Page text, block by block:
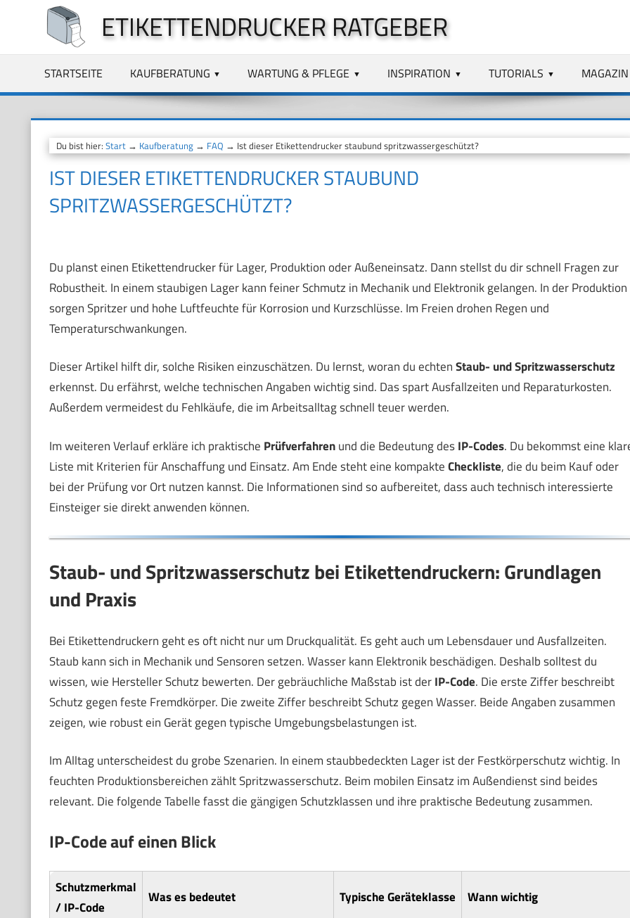
springen
ETIKETTENDRUCKER RATGEBER
STARTSEITE KAUFBERATUNG WARTUNG & PFLEGE INSPIRATION TUTORIALS MAGAZIN
Du bist hier: Start→ Kaufberatung→ FAQ → Ist dieser Etikettendrucker staubund spritzwassergeschützt?
IST DIESER ETIKETTENDRUCKER STAUBUND
SPRITZWASSERGESCHÜTZT?
Du planst einen Etikettendrucker für Lager, Produktion oder Außeneinsatz. Dann stellst du dir schnell Fragen zur
Robustheit. In einem staubigen Lager kann feiner Schmutz in Mechanik und Elektronik gelangen. In der Produktion
sorgen Spritzer und hohe Luftfeuchte für Korrosion und Kurzschlüsse. Im Freien drohen Regen und
Temperaturschwankungen.
Dieser Artikel hilft dir, solche Risiken einzuschätzen. Du lernst, woran du echtenStaub- und Spritzwasserschutz
erkennst. Du erfährst, welche technischen Angaben wichtig sind. Das spart Ausfallzeiten und Reparaturkosten.
Außerdem vermeidest du Fehlkäufe, die im Arbeitsalltag schnell teuer werden.
Im weiteren Verlauf erkläre ich praktische Prüfverfahrenund die Bedeutung desIP-Codes. Du bekommst eine
Liste mit Kriterien für Anschaffung und Einsatz. Am Ende steht eine kompakteCheckliste, die du beim Kauf oder
bei der Prüfung vor Ort nutzen kannst. Die Informationen sind so aufbereitet, dass auch technisch interessierte
Einsteiger sie direkt anwenden können.
Staub- und Spritzwasserschutz bei Etikettendruckern: Grundlagen
und Praxis
Bei Etikettendruckern geht es oft nicht nur um Druckqualität. Es geht auch um Lebensdauer und Ausfallzeiten.
Staub kann sich in Mechanik und Sensoren setzen. Wasser kann Elektronik beschädigen. Deshalb solltest du
wissen, wie Hersteller Schutz bewerten. Der gebräuchliche Maßstab ist derIP-Code. Die erste Ziffer beschreibt
Schutz gegen feste Fremdkörper. Die zweite Ziffer beschreibt Schutz gegen Wasser. Beide Angaben zusammen
zeigen, wie robust ein Gerät gegen typische Umgebungsbelastungen ist.
Im Alltag unterscheidest du grobe Szenarien. In einem staubbedeckten Lager ist der Festkörperschutz wichtig. In
feuchten Produktionsbereichen zählt Spritzwasserschutz. Beim mobilen Einsatz im Außendienst sind beides
relevant. Die folgende Tabelle fasst die gängigen Schutzklassen und ihre praktische Bedeutung zusammen.
IP-Code auf einen Blick
Schutzmerkmal
/ IP-Code
Was es bedeutet Typische Geräteklasse Wann wichtig